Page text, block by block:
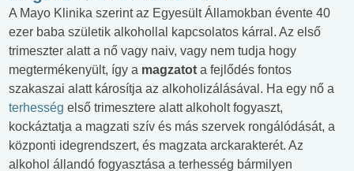
A Mayo Klinika szerint az Egyesült Államokban évente 40
ezer baba születik alkohollal kapcsolatos kárral. Az első
trimeszter alatt a nő vagy naiv, vagy nem tudja hogy
megtermékenyült, így a magzatot a fejlődés fontos
szakaszai alatt károsítja az alkoholizálásával. Ha egy nő a
terhesség első trimesztere alatt alkoholt fogyaszt,
kockáztatja a magzati szív és más szervek rongálódását, a
központi idegrendszert, és magzata arckarakterét. Az
alkohol állandó fogyasztása a terhesség bármilyen